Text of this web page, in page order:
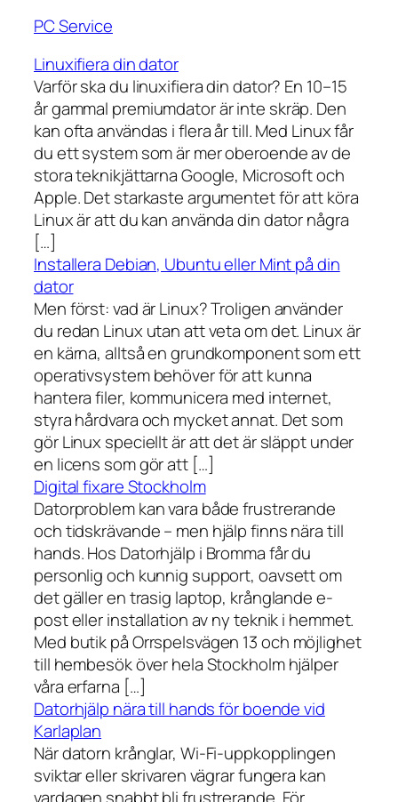
PC Service
Linuxifiera din dator
Varför ska du linuxifiera din dator? En 10–15
år gammal premiumdator är inte skräp. Den
kan ofta användas i flera år till. Med Linux får
du ett system som är mer oberoende av de
stora teknikjättarna Google, Microsoft och
Apple. Det starkaste argumentet för att köra
Linux är att du kan använda din dator några
[…]
Installera Debian, Ubuntu eller Mint på din
dator
Men först: vad är Linux? Troligen använder
du redan Linux utan att veta om det. Linux är
en kärna, alltså en grundkomponent som ett
operativsystem behöver för att kunna
hantera filer, kommunicera med internet,
styra hårdvara och mycket annat. Det som
gör Linux speciellt är att det är släppt under
en licens som gör att […]
Digital fixare Stockholm
Datorproblem kan vara både frustrerande
och tidskrävande – men hjälp finns nära till
hands. Hos Datorhjälp i Bromma får du
personlig och kunnig support, oavsett om
det gäller en trasig laptop, krånglande e-
post eller installation av ny teknik i hemmet.
Med butik på Orrspelsvägen 13 och möjlighet
till hembesök över hela Stockholm hjälper
våra erfarna […]
Datorhjälp nära till hands för boende vid
Karlaplan
När datorn krånglar, Wi-Fi-uppkopplingen
sviktar eller skrivaren vägrar fungera kan